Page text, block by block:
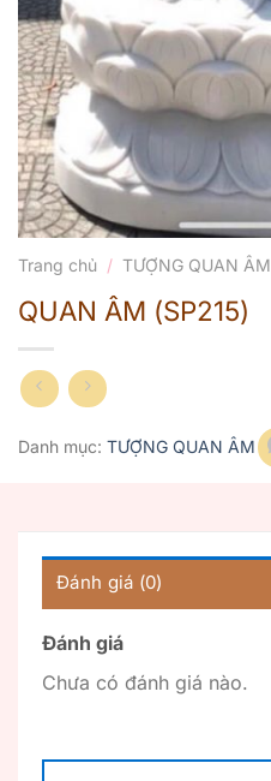
Trang chủ / TƯỢNG QUAN ÂM
QUAN ÂM (SP215)
Danh mục: TƯỢNG QUAN ÂM
Đánh giá (0)
Đánh giá
Chưa có đánh giá nào.